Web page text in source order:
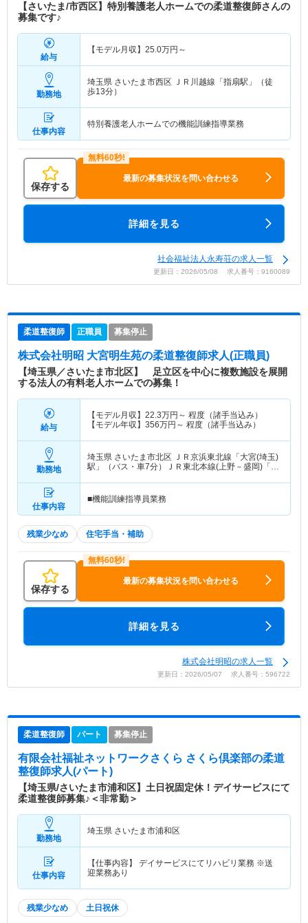
【さいたま/市西区】特別養護老人ホームでの柔道整復師さんの
募集です♪
給与
【モデル月収】 25.0万円～
勤務地
埼玉県 さいたま市西区 ＪＲ川越線「指扇駅」（徒
歩13分）
仕事内容
特別養護老人ホームでの機能訓練指導業務
保存する
最新の募集状況を問い合わせる
詳細を見る
社会福祉法人永寿荘の求人一覧
更新日：2026/05/08 求人番号：9160089
柔道整復師 正職員 募集停止
株式会社明昭 大宮明生苑の柔道整復師求人(正職員)
【埼玉県／さいたま市北区】 足立区を中心に複数施設を展開
する法人の有料老人ホームでの募集！
給与
【モデル月収】 22.3万円～ 程度（諸手当込み）
【モデル年収】 356万円～ 程度（諸手当込み）
勤務地
埼玉県 さいたま市北区 ＪＲ京浜東北線「大宮(埼玉)
駅」（バス・車7分）ＪＲ東北本線(上野－盛岡)「大
仕事内容
■機能訓練指導員業務
残業少なめ 住宅手当・補助
保存する
最新の募集状況を問い合わせる
詳細を見る
株式会社明昭の求人一覧
更新日：2026/05/07 求人番号：596722
柔道整復師 パート 募集停止
有限会社福祉ネットワークさくら さくら倶楽部の柔道
整復師求人(パート)
【埼玉県/さいたま市浦和区】土日祝固定休！デイサービスにて
柔道整復師募集♪＜非常勤＞
勤務地
埼玉県 さいたま市浦和区
仕事内容
【仕事内容】 デイサービスにてリハビリ業務 ※送
迎業務あり
残業少なめ 土日祝休